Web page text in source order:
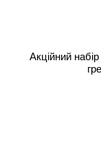
Акційний